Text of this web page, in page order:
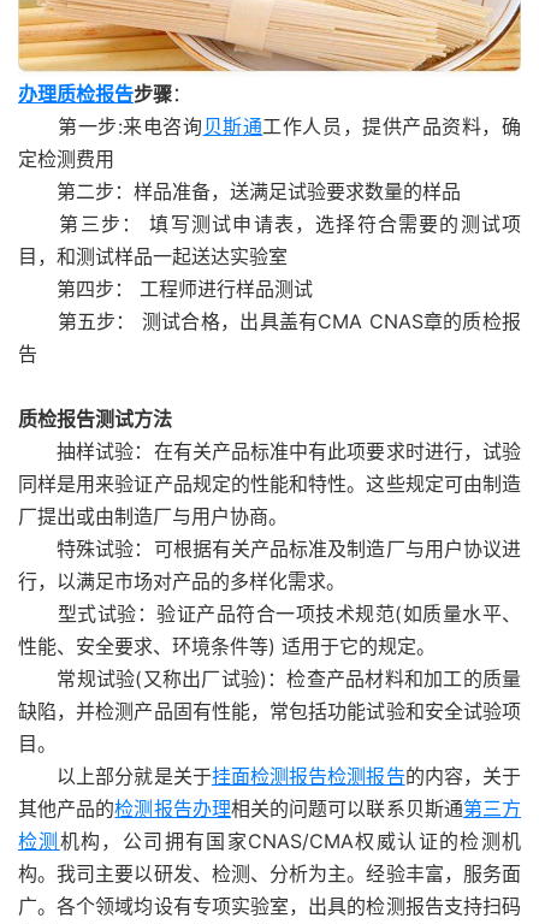
办理质检报告步骤：
第一步:来电咨询 贝斯通工作人员，提供产品资料，确
定检测费用
第二步：样品准备，送满足试验要求数量的样品
第三步： 填写测试申请表，选择符合需要的测试项
目，和测试样品一起送达实验室
第四步： 工程师进行样品测试
第五步： 测试合格，出具盖有CMA CNAS章的质检报
告
质检报告测试方法
抽样试验：在有关产品标准中有此项要求时进行，试验
同样是用来验证产品规定的性能和特性。这些规定可由制造
厂提出或由制造厂与用户协商。
特殊试验：可根据有关产品标准及制造厂与用户协议进
行，以满足市场对产品的多样化需求。
型式试验：验证产品符合一项技术规范(如质量水平、
性能、安全要求、环境条件等) 适用于它的规定。
常规试验(又称出厂试验)：检查产品材料和加工的质量
缺陷，并检测产品固有性能，常包括功能试验和安全试验项
目。
以上部分就是关于挂面检测报告检测报告的内容，关于
其他产品的检测报告办理相关的问题可以联系贝斯通第三方
检测机构，公司拥有国家CNAS/CMA权威认证的检测机
构。我司主要以研发、检测、分析为主。经验丰富，服务面
广。各个领域均设有专项实验室，出具的检测报告支持扫码